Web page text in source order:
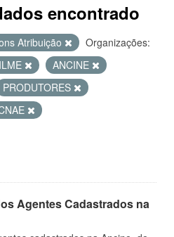
encontrado
Atribuição
Organizações:
ANCINE
PRODUTORES
Agentes Cadastrados na